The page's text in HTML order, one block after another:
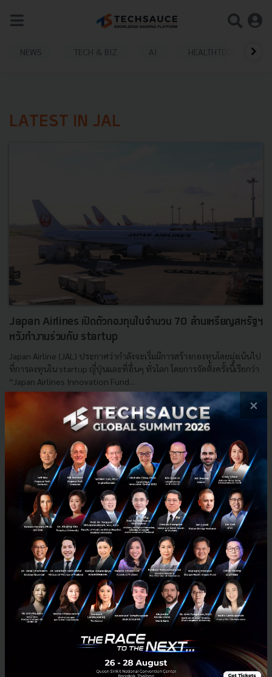
NEWS TECH & BIZ AI HEALTHTECH
LATEST IN JAL
Japan Airlines เปิดตัวกองทุนในจำนวน 70 ล้านเหรียญสหรัฐฯ
หวังทำงานร่วมกับ startup
Japan Airline (JAL) ประกาศว่ากำลังจะเริ่มมีการสร้างกองทุนโดยมุ่งเน้นไป
ที่การลงทุนใน startup ญี่ปุ่นและที่อื่นๆ ทั่วโลก โดยการจัดตั้งครั้งนี้เรียกว่า
“Japan Airlines Innovation Fund...
Japan Airlines Innovation Fund
E-mail :contact@techsauce.co
Tel : 02-001-5375
Mobile : 06-4658-9500
Techsauce Media
About Techsauce
Techsauce Services
Privacy Policy
×